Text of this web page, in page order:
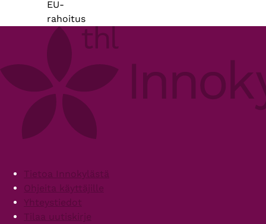
EU-
rahoitus
FooterTietoa Innokylästä
Ohjeita käyttäjille
Yhteystiedot
Tilaa uutiskirje